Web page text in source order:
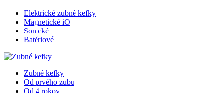
Elektrické zubné kefky
Magnetické iO
Sonické
Batériové
Zubné kefky
Od prvého zubu
Od 4 rokov